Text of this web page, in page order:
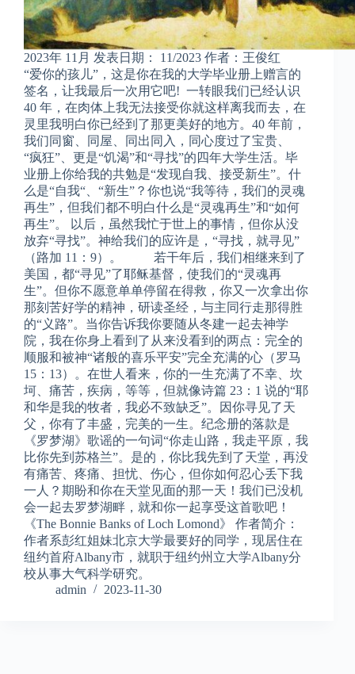
2023年 11月 发表日期： 11/2023 作者：王俊红
“爱你的孩儿”，这是你在我的大学毕业册上赠言的
签名，让我最后一次用它吧! 一转眼我们已经认识
40 年，在肉体上我无法接受你就这样离我而去，在
灵里我明白你已经到了那更美好的地方。40 年前，
我们同窗、同屋、同出同入，同心度过了宝贵、
“疯狂”、更是“饥渴”和“寻找”的四年大学生活。毕
业册上你给我的共勉是“发现自我、接受新生”。什
么是“自我“、“新生”？你也说“我等待，我们的灵魂
再生”，但我们都不明白什么是“灵魂再生”和“如何
再生”。 以后，虽然我忙于世上的事情，但你从没
放弃“寻找”。神给我们的应许是，“寻找，就寻见”
（路加 11：9）。 若干年后，我们相继来到了
美国，都“寻见”了耶稣基督，使我们的“灵魂再
生”。但你不愿意单单停留在得救，你又一次拿出你
那刻苦好学的精神，研读圣经，与主同行走那得胜
的“义路”。当你告诉我你要随从冬建一起去神学
院，我在你身上看到了从来没看到的两点：完全的
顺服和被神“诸般的喜乐平安”完全充满的心（罗马
15：13）。在世人看来，你的一生充满了不幸、坎
坷、痛苦，疾病，等等，但就像诗篇 23：1 说的“耶
和华是我的牧者，我必不致缺乏”。因你寻见了天
父，你有了丰盛，完美的一生。纪念册的落款是
《罗梦湖》歌谣的一句词“你走山路，我走平原，我
比你先到苏格兰”。是的，你比我先到了天堂，再没
有痛苦、疼痛、担忧、伤心，但你如何忍心丢下我
一人？期盼和你在天堂见面的那一天！我们已没机
会一起去罗梦湖畔，就和你一起享受这首歌吧！
《The Bonnie Banks of Loch Lomond》 作者简介：
作者系彭红姐妹北京大学最要好的同学，现居住在
纽约首府Albany市，就职于纽约州立大学Albany分
校从事大气科学研究。
admin
2023-11-30